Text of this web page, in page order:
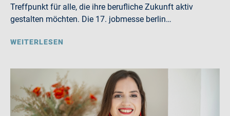
Treffpunkt für alle, die ihre berufliche Zukunft aktiv
gestalten möchten. Die 17. jobmesse berlin…
WEITERLESEN